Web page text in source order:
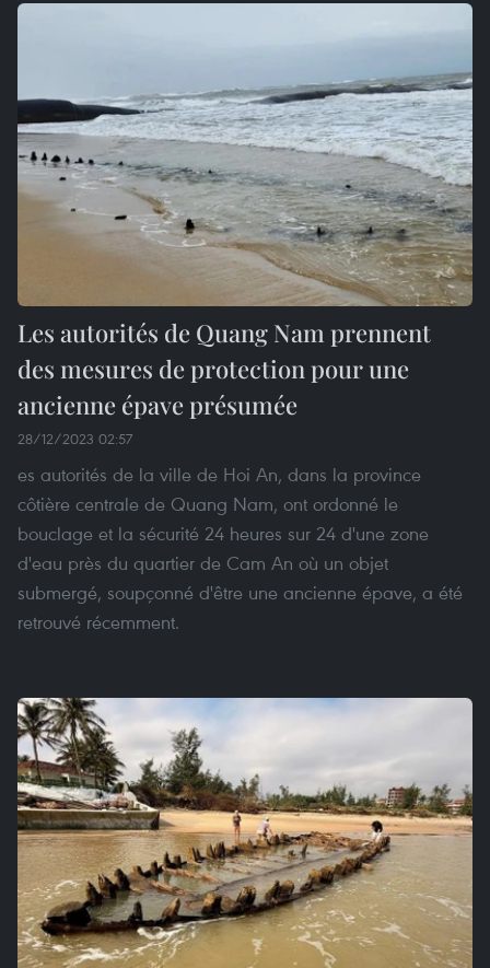
Les autorités de Quang Nam prennent
des mesures de protection pour une
ancienne épave présumée
28/12/2023 02:57
es autorités de la ville de Hoi An, dans la province
côtière centrale de Quang Nam, ont ordonné le
bouclage et la sécurité 24 heures sur 24 d'une zone
d'eau près du quartier de Cam An où un objet
submergé, soupçonné d'être une ancienne épave, a été
retrouvé récemment.